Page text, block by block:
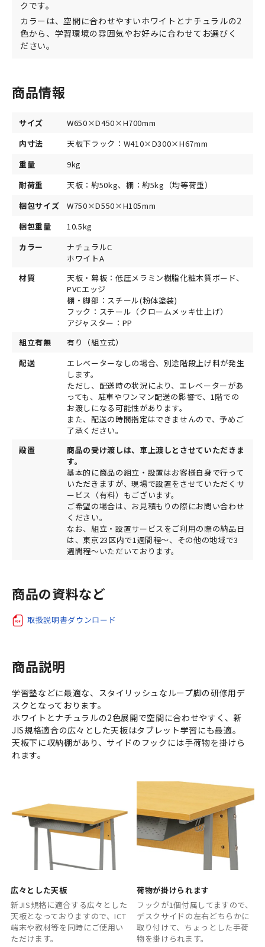
クです。
カラーは、空間に合わせやすいホワイトとナチュラルの2
色から、学習環境の雰囲気やお好みに合わせてお選びく
ださい。
商品情報
サイズ
W650×D450×H700mm
内寸法
天板下ラック：W410×D300×H67mm
重量
9kg
耐荷重
天板：約50kg、棚：約5kg（均等荷重）
梱包サイズ
W750×D550×H105mm
梱包重量
10.5kg
カラー
ナチュラルC
ホワイトA
材質
天板・幕板：低圧メラミン樹脂化粧木質ボード、
PVCエッジ
棚・脚部：スチール(粉体塗装)
フック：スチール（クロームメッキ仕上げ）
アジャスター：PP
組立有無
有り（組立式）
配送
エレベーターなしの場合、別途階段上げ料が発生
します。
ただし、配送時の状況により、エレベーターがあ
っても、駐車やワンマン配送の影響で、1階での
お渡しになる可能性があります。
また、配送の時間指定はできませんので、予めご
了承ください。
設置
商品の受け渡しは、車上渡しとさせていただきま
す。
基本的に商品の組立・設置はお客様自身で行って
いただきますが、現場で設置をさせていただくサ
ービス（有料）もございます。
ご希望の場合は、お見積もりの際にお問い合わせ
ください。
なお、組立・設置サービスをご利用の際の納品日
は、東京23区内で1週間程～、その他の地域で3
週間程～いただいております。
商品の資料など
取扱説明書ダウンロード
商品説明
学習塾などに最適な、スタイリッシュなループ脚の研修用デ
スクとなっております。
ホワイトとナチュラルの2色展開で空間に合わせやすく、新
JIS規格適合の広々とした天板はタブレット学習にも最適。
天板下に収納棚があり、サイドのフックには手荷物を掛けら
れます。
広々とした天板
新JIS規格に適合する広々とした
天板となっておりますので、ICT
端末や教材等を同時にご使用い
ただけます。
荷物が掛けられます
フックが1個付属してますので、
デスクサイドの左右どちらかに
取り付けて、ちょっとした手荷
物を掛けられます。